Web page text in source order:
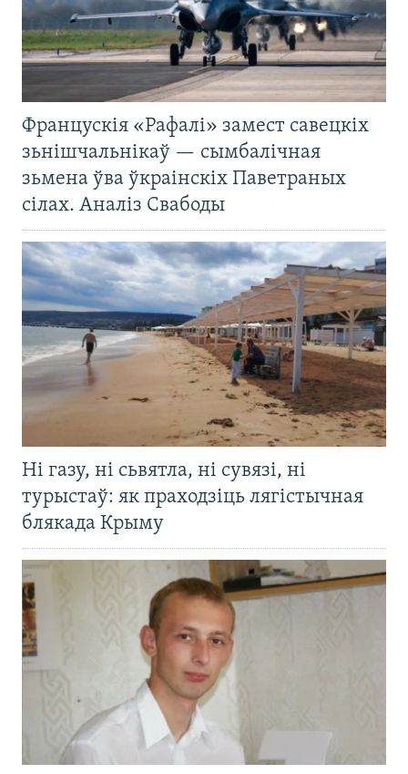
Францускія «Рафалі» замест савецкіх
зьнішчальнікаў — сымбалічная
зьмена ўва ўкраінскіх Паветраных
сілах. Аналіз Свабоды
Ні газу, ні сьвятла, ні сувязі, ні
турыстаў: як праходзіць лягістычная
блякада Крыму